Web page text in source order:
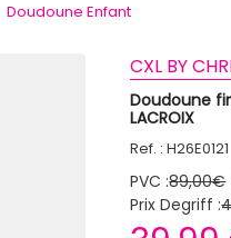
Doudoune Enfant
CXL BY
Doudoune
LACROIX
Ref. : H26E0121
PVC :89,00€
Prix Degriff :